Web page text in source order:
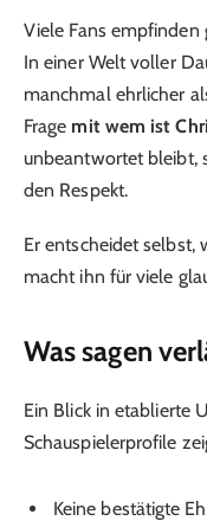
Viele Fans empfinden
In einer Welt voller
manchmal ehrlicher
Frage mit wem ist
unbeantwortet bleibt,
den Respekt.
Er entscheidet selbst,
macht ihn für viele
Was sagen
Ein Blick in etablierte
Schauspielerprofile
Keine bestätigte